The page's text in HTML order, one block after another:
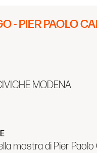
- PIER PAOLO
MODENA
mostra di Pier Paolo